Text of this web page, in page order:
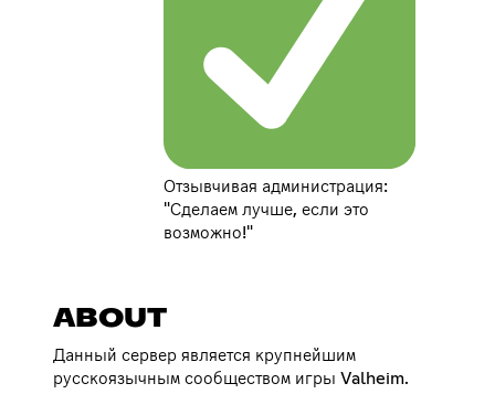
Отзывчивая администрация:
"Сделаем лучше, если это
возможно!"
ABOUT
Данный сервер является крупнейшим
русскоязычным сообществом игры Valheim.